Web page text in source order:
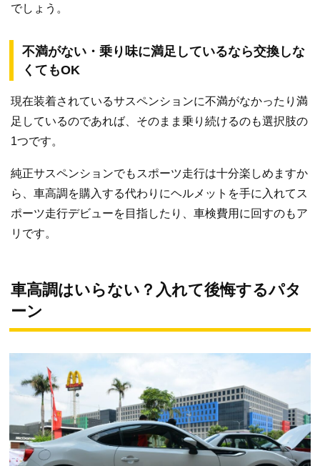
でしょう。
不満がない・乗り味に満足しているなら交換しな
くてもOK
現在装着されているサスペンションに不満がなかったり満
足しているのであれば、そのまま乗り続けるのも選択肢の
1つです。
純正サスペンションでもスポーツ走行は十分楽しめますか
ら、車高調を購入する代わりにヘルメットを手に入れてス
ポーツ走行デビューを目指したり、車検費用に回すのもア
リです。
車高調はいらない？入れて後悔するパタ
ーン